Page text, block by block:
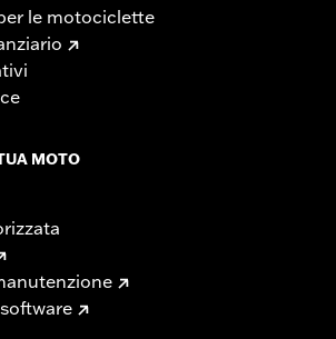
le motociclette
MOTO